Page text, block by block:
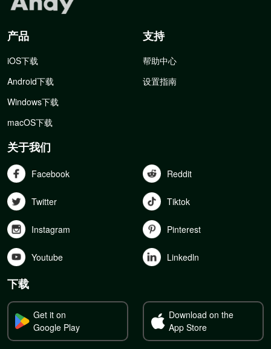
产品
iOS下载
Android下载
Windows下载
macOS下载
支持
帮助中心
设置指南
关于我们
Facebook Reddit
Twitter Tiktok
Instagram Pinterest
Youtube Linkedln
下载
Get it on
Google Play
Download on the
App Store